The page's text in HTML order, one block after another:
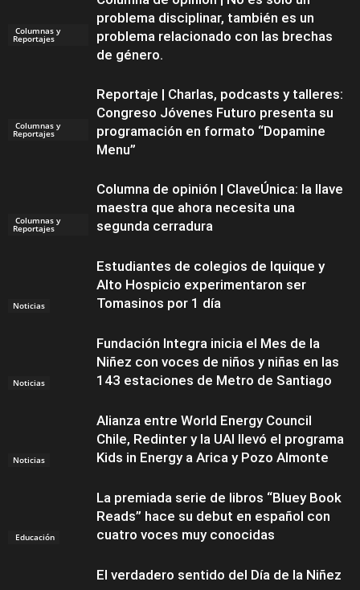
Columnas y
Reportajes
problema disciplinar, también es un
problema relacionado con las brechas
de género.
Columnas y
Reportajes
Reportaje | Charlas, podcasts y talleres:
Congreso Jóvenes Futuro presenta su
programación en formato “Dopamine
Menu”
Columnas y
Reportajes
Columna de opinión | ClaveÚnica: la llave
maestra que ahora necesita una
segunda cerradura
Noticias
Estudiantes de colegios de Iquique y
Alto Hospicio experimentaron ser
Tomasinos por 1 día
Noticias
Fundación Integra inicia el Mes de la
Niñez con voces de niños y niñas en las
143 estaciones de Metro de Santiago
Noticias
Alianza entre World Energy Council
Chile, Redinter y la UAI llevó el programa
Kids in Energy a Arica y Pozo Almonte
Educación
La premiada serie de libros “Bluey Book
Reads” hace su debut en español con
cuatro voces muy conocidas
El verdadero sentido del Día de la Niñez